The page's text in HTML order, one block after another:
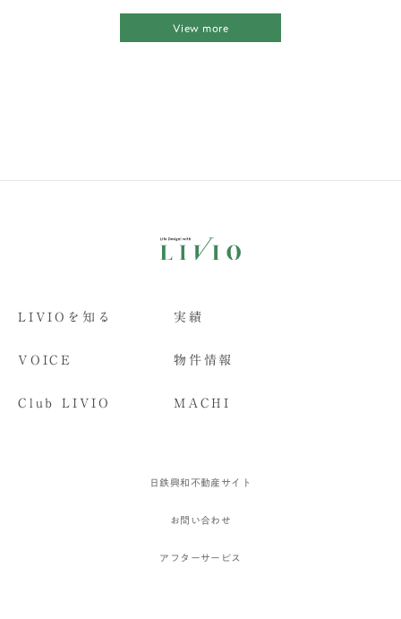
View more
LIVIOを知る 実績
VOICE 物件情報
Club LIVIO MACHI
日鉄興和不動産サイト
お問い合わせ
アフターサービス